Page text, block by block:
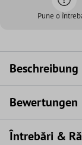
Pune o
Beschreibung
Bewertungen
Întrebări &